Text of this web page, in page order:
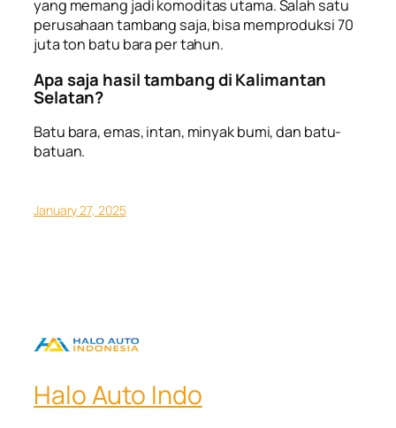
yang memang jadi komoditas utama. Salah satu
perusahaan tambang saja, bisa memproduksi 70
juta ton batu bara per tahun.
Apa saja hasil tambang di Kalimantan
Selatan?
Batu bara, emas, intan, minyak bumi, dan batu-
batuan.
January 27, 2025
Halo Auto Indo